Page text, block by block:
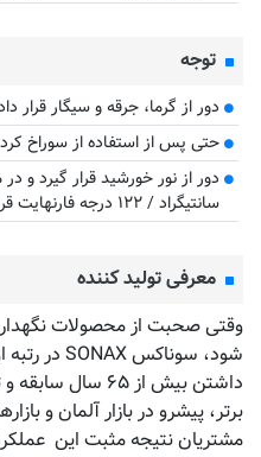
توجه
دور از گرما، جرقه و سیگار قرار
حتی پس از استفاده از سوراخ
سانتیگراد / ۱۲۲ درجه فارنهایت قرار نگیرید.
معرفی تولید کننده
وقتی صحبت از محصولات
داشتن بیش از ۶۵
برتر، پیشرو در بازار آلمان و
مشتریان نتیجه مثبت این